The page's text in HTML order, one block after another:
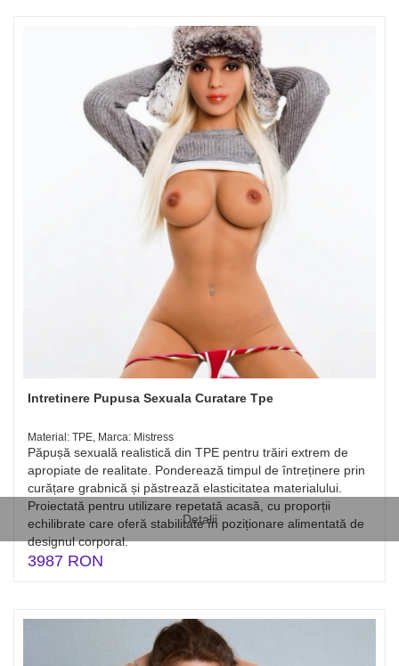
Detalii
Intretinere Pupusa Sexuala Curatare Tpe
Material: TPE, Marca: Mistress
Păpușă sexuală realistică din TPE pentru trăiri extrem de
apropiate de realitate. Ponderează timpul de întreținere prin
curățare grabnică și păstrează elasticitatea materialului.
Proiectată pentru utilizare repetată acasă, cu proporții
echilibrate care oferă stabilitate în poziționare alimentată de
designul corporal.
3987 RON